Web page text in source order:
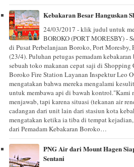
Kebakaran Besar Hanguskan
24/03/2017 - klik judul untuk
BOROKO (PORT MORESBY) -
di Pusat Perbelanjaan Boroko, Port Moresby,
(23/4). Puluhan petugas pemadam
sebuah toko makanan cepat saji di
Boroko Fire Station Layanan Inspektur Leo
mengatakan bahwa mereka mengalami
untuk membawa api di bawah kontrol."Kami
menjawab, tapi karena situasi (tekanan air
cadangan dari unit lain dari stasiun kota
mengatakan ketika ia tiba di tempat
dari Pemadam Kebakaran Boroko…
PNG Air dari Mount Hagen
Sentani